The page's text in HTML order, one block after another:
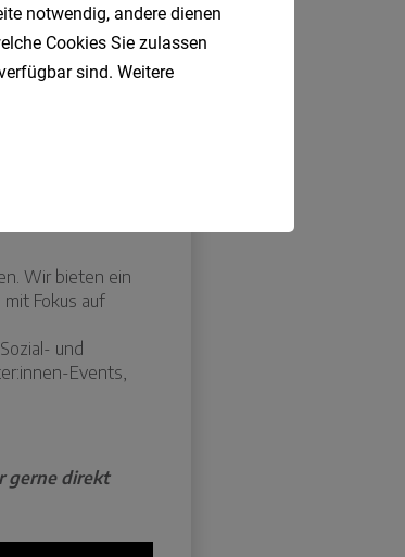
notwendig, andere dienen
Cookies Sie zulassen
sind. Weitere